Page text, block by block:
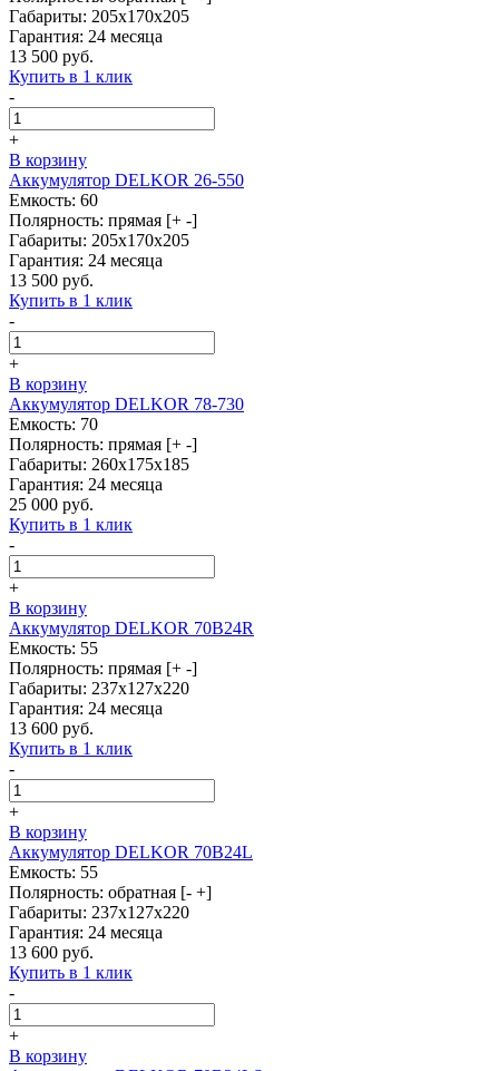
Габариты: 205x170x205
Гарантия: 24 месяца
13 500 руб.
Купить в 1 клик
-
+
В корзину
Аккумулятор DELKOR 26-550
Емкость: 60
Полярность: прямая [+ -]
Габариты: 205x170x205
Гарантия: 24 месяца
13 500 руб.
Купить в 1 клик
-
+
В корзину
Аккумулятор DELKOR 78-730
Емкость: 70
Полярность: прямая [+ -]
Габариты: 260x175x185
Гарантия: 24 месяца
25 000 руб.
Купить в 1 клик
-
+
В корзину
Аккумулятор DELKOR 70B24R
Емкость: 55
Полярность: прямая [+ -]
Габариты: 237x127x220
Гарантия: 24 месяца
13 600 руб.
Купить в 1 клик
-
+
В корзину
Аккумулятор DELKOR 70B24L
Емкость: 55
Полярность: обратная [- +]
Габариты: 237x127x220
Гарантия: 24 месяца
13 600 руб.
Купить в 1 клик
-
+
В корзину